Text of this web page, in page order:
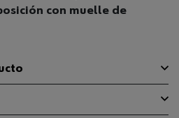
con muelle de
ST